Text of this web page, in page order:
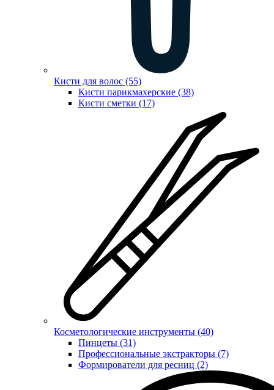
Кисти для волос (55)
Кисти парикмахерские (38)
Кисти сметки (17)
Косметологические инструменты (40)
Пинцеты (31)
Профессиональные экстракторы (7)
Формирователи для ресниц (2)